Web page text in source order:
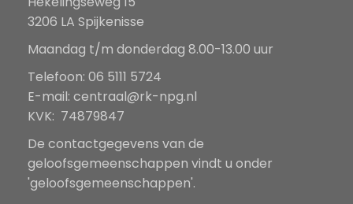
3206 LA Spijkenisse
Maandag t/m donderdag 8.00-13.00 uur
Telefoon: 06 5111 5724
E-mail: centraal@rk-npg.nl
KVK: 74879847
De contactgegevens van de
geloofsgemeenschappen vindt u onder
'geloofsgemeenschappen'.